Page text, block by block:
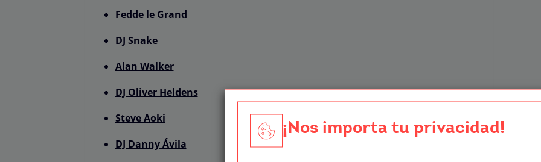
Fedde le Grand
DJ Snake
Alan Walker
DJ Oliver Heldens
Steve Aoki
DJ Danny Ávila
¡Nos importa tu privacidad!